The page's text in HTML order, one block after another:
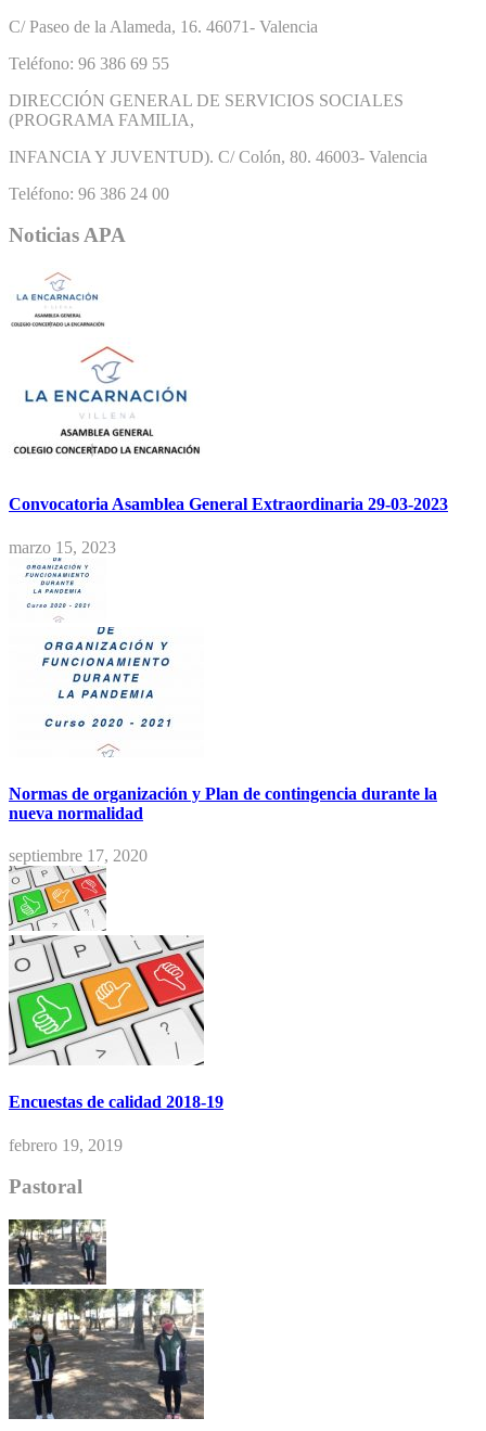
C/ Paseo de la Alameda, 16. 46071- Valencia
Teléfono: 96 386 69 55
DIRECCIÓN GENERAL DE SERVICIOS SOCIALES
(PROGRAMA FAMILIA,
INFANCIA Y JUVENTUD). C/ Colón, 80. 46003- Valencia
Teléfono: 96 386 24 00
Noticias APA
Convocatoria Asamblea General Extraordinaria 29-03-2023
marzo 15, 2023
Normas de organización y Plan de contingencia durante la
nueva normalidad
septiembre 17, 2020
Encuestas de calidad 2018-19
febrero 19, 2019
Pastoral